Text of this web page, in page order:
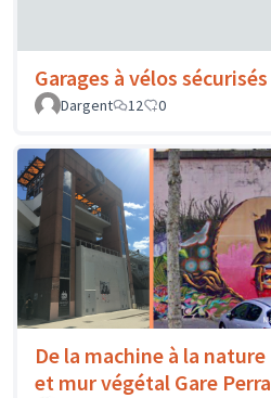
Garages à vélos sécurisés
Dargent
12 0
De la machine à la
et mur végétal Gare